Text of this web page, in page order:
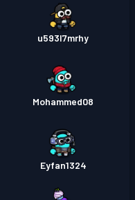
u593l7mrhy
Mohammed08
Eyfan1324